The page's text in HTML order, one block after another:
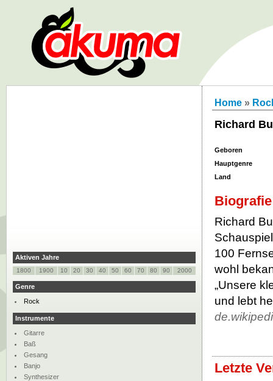
Home »
Richard
Geboren
Hauptgenre
Land
Biografie
Richard
100
wohl
„Unsere
und lebt
Letzte
Aktiven Jahre
1800 1900 10 20 30 40 50 60 70 80 90 2000
Genre
Rock
Instrumente
Gitarre
Baß
Gesang
Banjo
Synthesizer